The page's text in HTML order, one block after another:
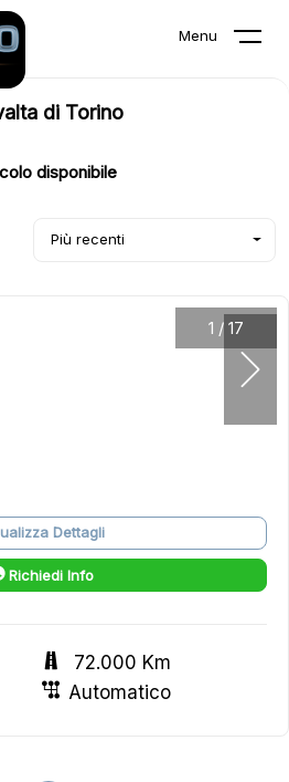
Menu
di Torino
disponibile
Più recenti
1 / 17
Dettagli
Richiedi Info
72.000 Km
Automatico